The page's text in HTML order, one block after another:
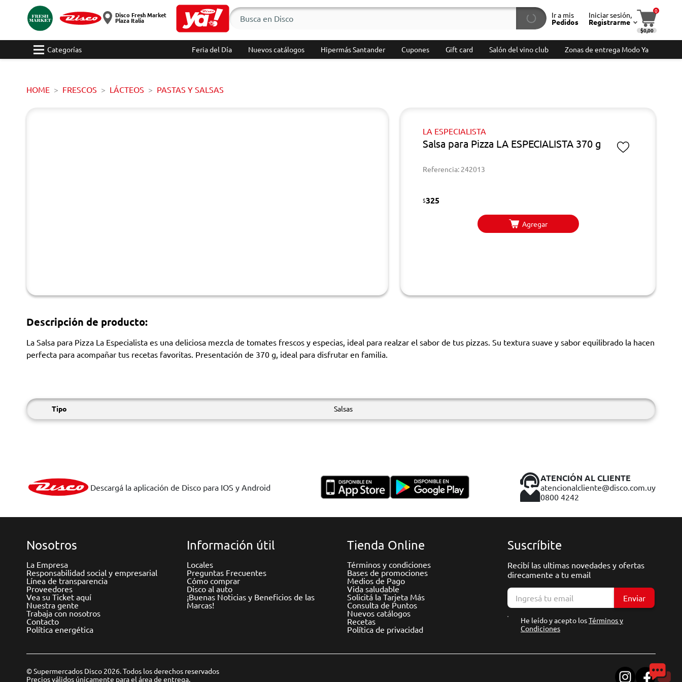
Disco Fresh Market
Plaza Italia
Ir a mis
Pedidos
Iniciar sesión,
Registrarme
0
$0,00
Categorías Feria del Día Nuevos catálogos Hipermás Santander Cupones Gift card Salón del vino club Zonas de entrega Modo Ya
HOME FRESCOS LÁCTEOS PASTAS Y SALSAS
LA ESPECIALISTA
Salsa para Pizza LA ESPECIALISTA 370 g
Referencia: 242013
$325
Agregar
Descripción de producto:
La Salsa para Pizza La Especialista es una deliciosa mezcla de tomates frescos y especias, ideal para realzar el sabor de tus pizzas. Su textura suave y sabor equilibrado la hacen
perfecta para acompañar tus recetas favoritas. Presentación de 370 g, ideal para disfrutar en familia.
Tipo Salsas
Descargá la aplicación de Disco para IOS y Android
ATENCIÓN AL CLIENTE
atencionalcliente@disco.com.uy
0800 4242
Nosotros
La Empresa
Responsabilidad social y empresarial
Línea de transparencia
Proveedores
Vea su Ticket aquí
Nuestra gente
Trabaja con nosotros
Contacto
Política energética
Información útil
Locales
Preguntas Frecuentes
Cómo comprar
Disco al auto
¡Buenas Noticias y Beneficios de las
Marcas!
Tienda Online
Términos y condiciones
Bases de promociones
Medios de Pago
Vida saludable
Solicitá la Tarjeta Más
Consulta de Puntos
Nuevos catálogos
Recetas
Política de privacidad
Suscríbite
Recibí las ultimas novedades y ofertas
direcamente a tu email
Enviar
He leído y acepto losTérminos y
Condiciones
© Supermercados Disco 2026. Todos los derechos reservados
Precios válidos únicamente para el área de entrega.